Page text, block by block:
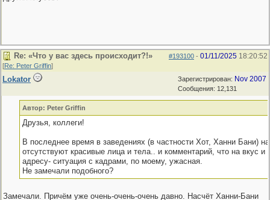
#193100 - 01/11/2025 18:20:52
Re: «Что у вас здесь происходит?!»
[Re: Peter Griffin]
Зарегистрирован: Nov 2007
Сообщения: 12,131
Lokator
Автор: Peter Griffin
Друзья, коллеги!
В последнее время в заведениях (в частности Хот, Ханни Бани)
отсутствуют красивые лица и тела.. и комментарий, что на вкус и
адресу- ситуация с кадрами, по моему, ужасная.
Не замечали подобного?
Замечали. Причём уже очень-очень-очень давно. Насчёт Ханни-Бани